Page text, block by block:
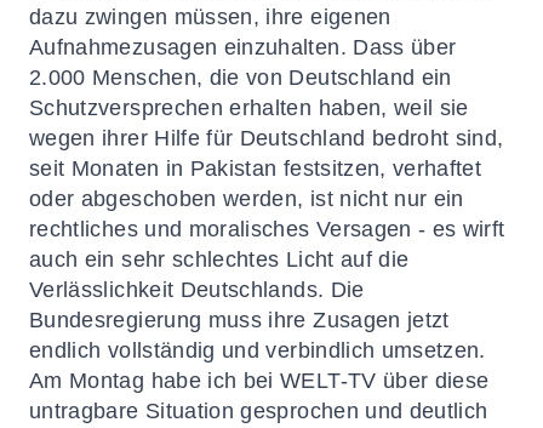
dazu zwingen müssen, ihre eigenen
Aufnahmezusagen einzuhalten. Dass über
2.000 Menschen, die von Deutschland ein
Schutzversprechen erhalten haben, weil sie
wegen ihrer Hilfe für Deutschland bedroht sind,
seit Monaten in Pakistan festsitzen, verhaftet
oder abgeschoben werden, ist nicht nur ein
rechtliches und moralisches Versagen - es wirft
auch ein sehr schlechtes Licht auf die
Verlässlichkeit Deutschlands. Die
Bundesregierung muss ihre Zusagen jetzt
endlich vollständig und verbindlich umsetzen.
Am Montag habe ich beiWELT-TV über diese
untragbare Situation gesprochen und deutlich